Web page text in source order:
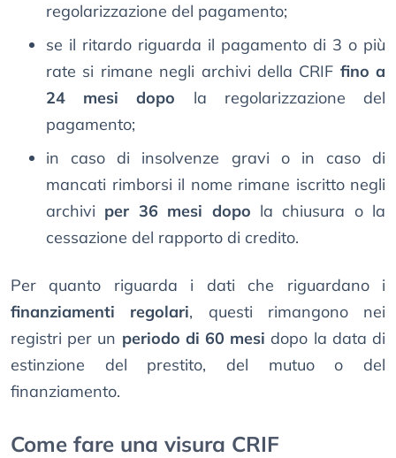
regolarizzazione del pagamento;
se il ritardo riguarda il pagamento di 3 o più
rate si rimane negli archivi della CRIF fino a
24 mesi dopo la regolarizzazione del
pagamento;
in caso di insolvenze gravi o in caso di
mancati rimborsi il nome rimane iscritto negli
archivi per 36 mesi dopo la chiusura o la
cessazione del rapporto di credito.
Per quanto riguarda i dati che riguardano i
finanziamenti regolari, questi rimangono nei
registri per un periodo di 60 mesi dopo la data di
estinzione del prestito, del mutuo o del
finanziamento.
Come fare una visura CRIF